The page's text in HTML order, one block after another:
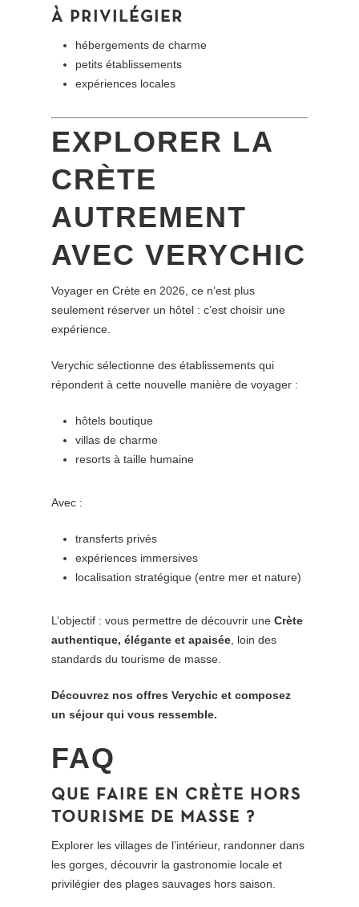
À PRIVILÉGIER
hébergements de charme
petits établissements
expériences locales
EXPLORER LA
CRÈTE
AUTREMENT
AVEC VERYCHIC
Voyager en Crète en 2026, ce n’est plus
seulement réserver un hôtel : c’est choisir une
expérience.
Verychic sélectionne des établissements qui
répondent à cette nouvelle manière de voyager :
hôtels boutique
villas de charme
resorts à taille humaine
Avec :
transferts privés
expériences immersives
localisation stratégique (entre mer et nature)
L’objectif : vous permettre de découvrir uneCrète
authentique, élégante et apaisée , loin des
standards du tourisme de masse.
Découvrez nos offres Verychic et composez
un séjour qui vous ressemble.
FAQ
QUE FAIRE EN CRÈTE HORS
TOURISME DE MASSE ?
Explorer les villages de l’intérieur, randonner dans
les gorges, découvrir la gastronomie locale et
privilégier des plages sauvages hors saison.